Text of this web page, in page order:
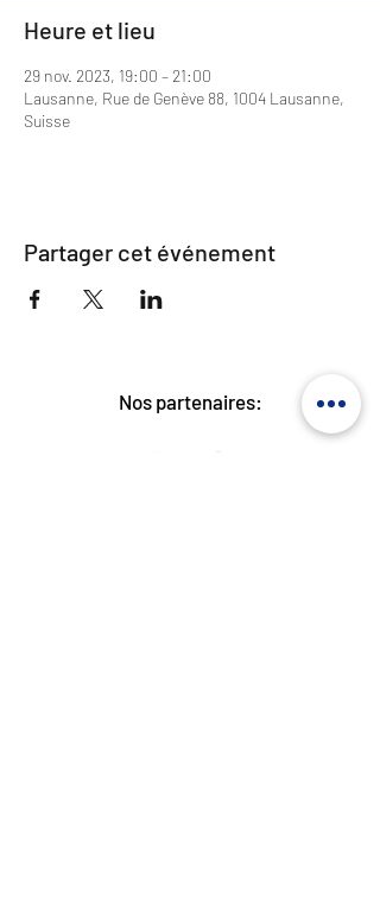
Heure et lieu
29 nov. 2023, 19:00 – 21:00
Lausanne, Rue de Genève 88, 1004 Lausanne,
Suisse
Partager cet événement
Nos partenaires: